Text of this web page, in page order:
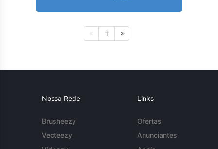
1
Nossa Rede
Brusheezy
Vecteezy
Links
Ofertas
Anunciantes